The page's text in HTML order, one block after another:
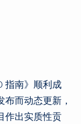
指南》顺利成
而动态更新，
作出实质性贡